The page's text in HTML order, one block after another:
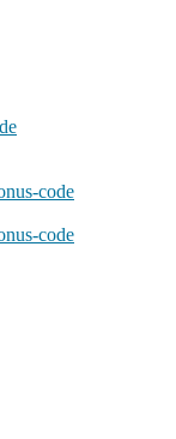
code
code